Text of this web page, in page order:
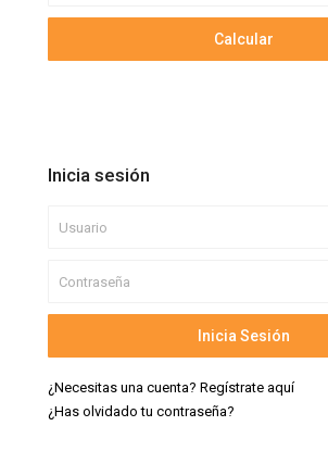
Calcular
Inicia sesión
Inicia Sesión
¿Necesitas una cuenta? Regístrate aquí
¿Has olvidado tu contraseña?